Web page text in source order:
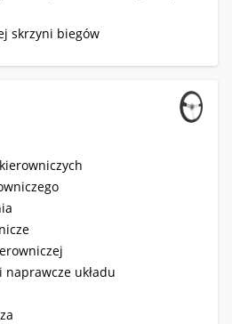
skrzyni biegów
naprawcze układu